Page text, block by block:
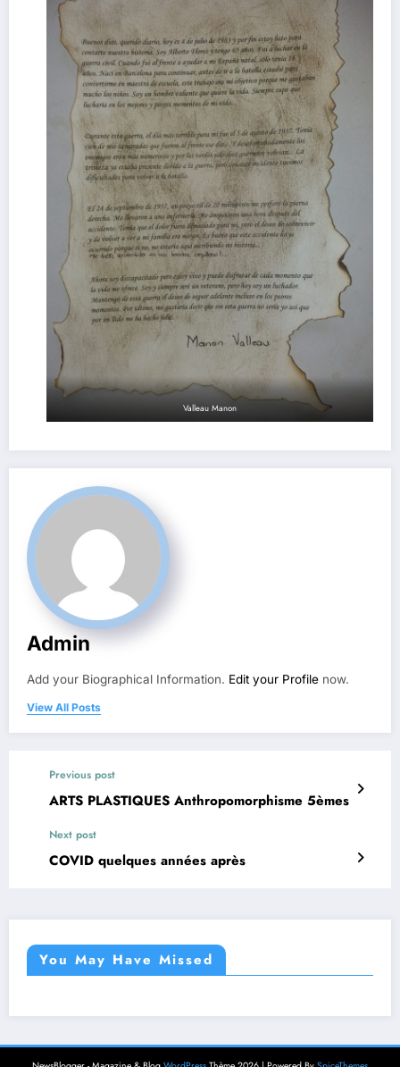
Valleau Manon
Admin
Add your Biographical Information. Edit your Profile now.
View All Posts
Previous post
ARTS PLASTIQUES Anthropomorphisme 5èmes
Next post
COVID quelques années après
You May Have Missed